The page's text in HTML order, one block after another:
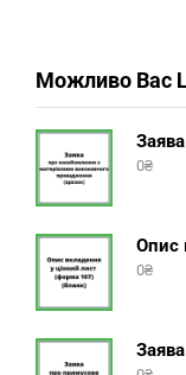
Можливо Вас
0₴
0₴